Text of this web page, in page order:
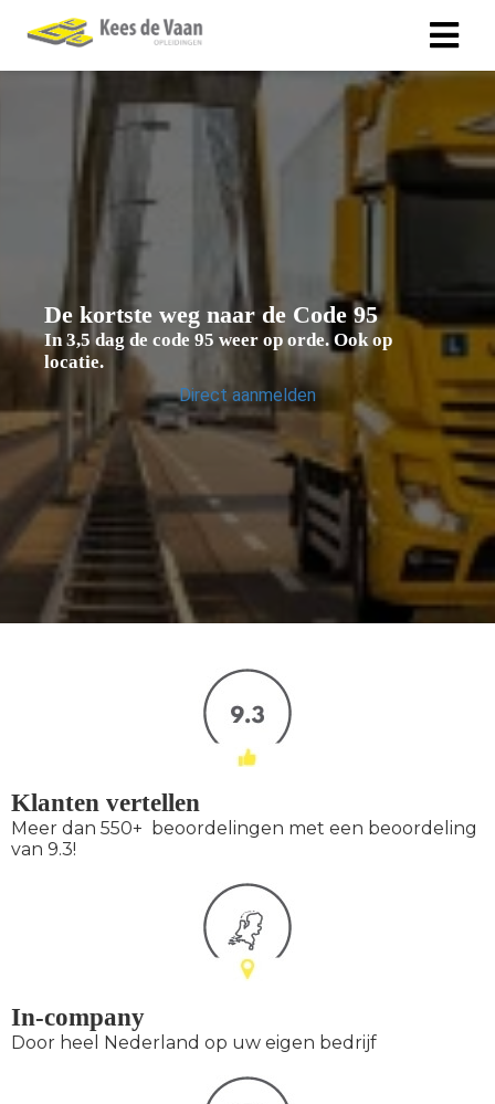
De kortste weg naar de Code 95
In 3,5 dag de code 95 weer op orde. Ook op
locatie.
Direct aanmelden
Klanten vertellen
Meer dan 550+ beoordelingen met een beoordeling
van 9.3!
In-company
Door heel Nederland op uw eigen bedrijf